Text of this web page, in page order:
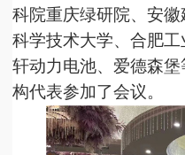
科院重庆绿研院、安
科学技术大学、合肥
轩动力电池、爱德森
构代表参加了会议。